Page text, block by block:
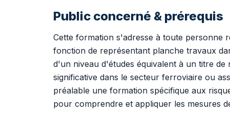
Public concerné & prérequis
Cette formation s'adresse à toute personne
fonction de représentant planche travaux
d'un niveau d'études équivalent à un titre
significative dans le secteur ferroviaire ou
préalable une formation spécifique aux
pour comprendre et appliquer les mesures